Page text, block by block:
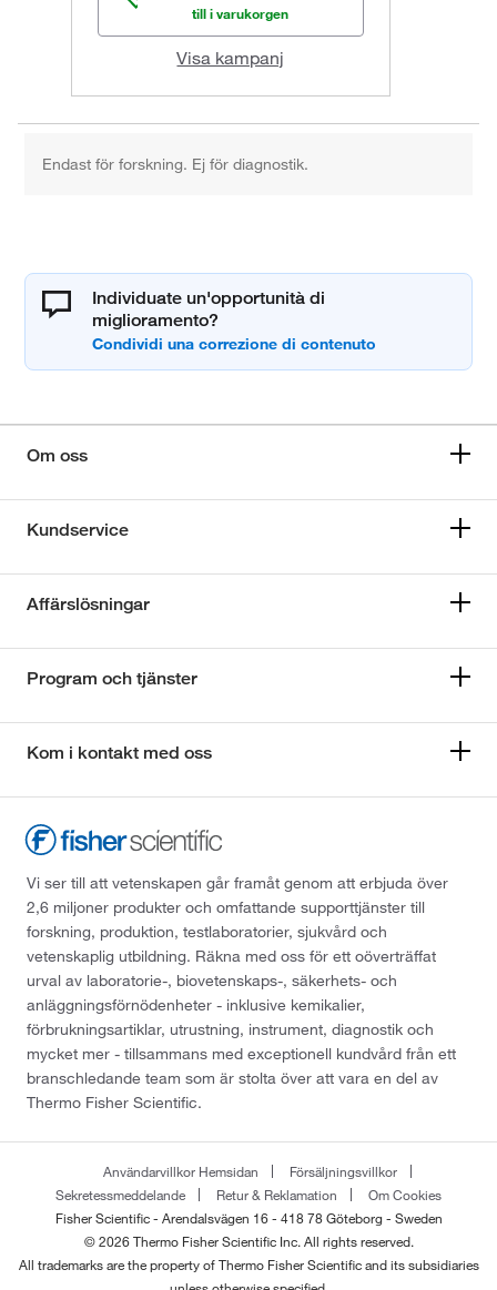
till i varukorgen
Visa kampanj
Endast för forskning. Ej för diagnostik.
Individuate un'opportunità di
miglioramento?
Om oss
Kundservice
Affärslösningar
Program och tjänster
Kom i kontakt med oss
Vi ser till att vetenskapen går framåt genom att erbjuda över
2,6 miljoner produkter och omfattande supporttjänster till
forskning, produktion, testlaboratorier, sjukvård och
vetenskaplig utbildning. Räkna med oss för ett oöverträffat
urval av laboratorie-, biovetenskaps-, säkerhets- och
anläggningsförnödenheter - inklusive kemikalier,
förbrukningsartiklar, utrustning, instrument, diagnostik och
mycket mer - tillsammans med exceptionell kundvård från ett
branschledande team som är stolta över att vara en del av
Thermo Fisher Scientific.
Användarvillkor Hemsidan
Försäljningsvillkor
Sekretessmeddelande
Retur & Reklamation
Om Cookies
Fisher Scientific - Arendalsvägen 16 - 418 78 Göteborg - Sweden
© 2026 Thermo Fisher Scientific Inc. All rights reserved.
All trademarks are the property of Thermo Fisher Scientific and its subsidiaries